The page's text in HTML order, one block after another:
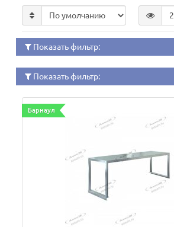
Показать фильтр:
Показать фильтр:
Барнаул